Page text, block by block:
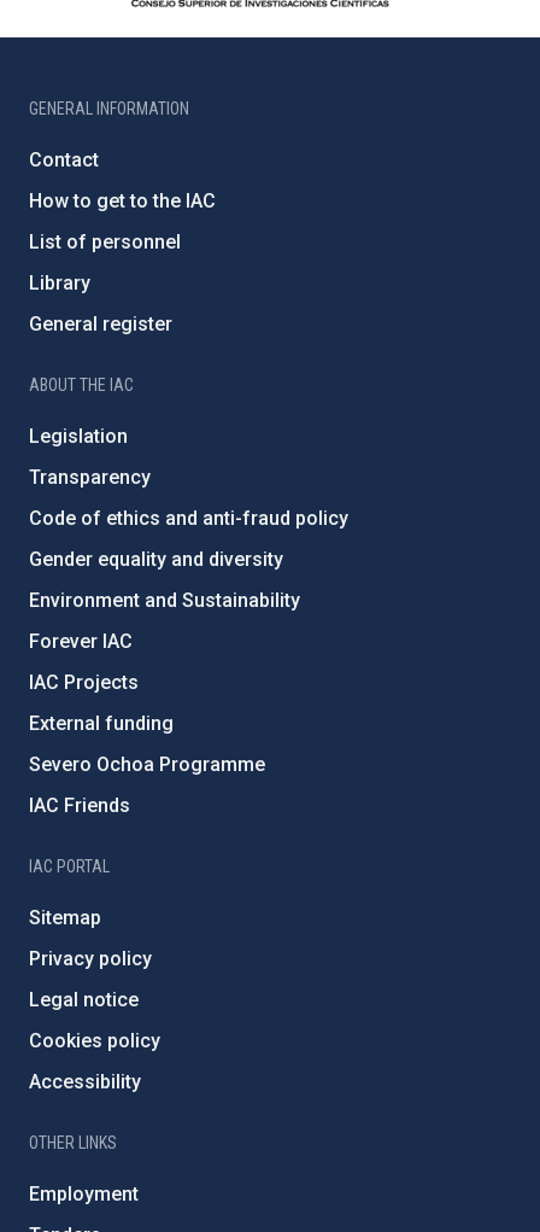
GENERAL INFORMATION
Contact
How to get to the IAC
List of personnel
Library
General register
ABOUT THE IAC
Legislation
Transparency
Code of ethics and anti-fraud policy
Gender equality and diversity
Environment and Sustainability
Forever IAC
IAC Projects
External funding
Severo Ochoa Programme
IAC Friends
IAC PORTAL
Sitemap
Privacy policy
Legal notice
Cookies policy
Accessibility
OTHER LINKS
Employment